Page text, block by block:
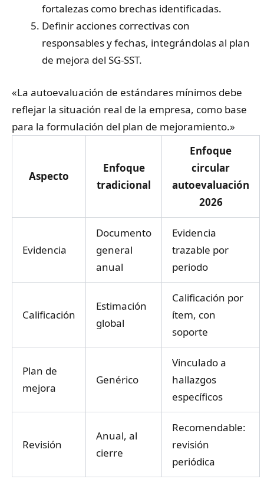
fortalezas como brechas identificadas.
Definir acciones correctivas con
responsables y fechas, integrándolas al plan
de mejora del SG-SST.
«La autoevaluación de estándares mínimos debe
reflejar la situación real de la empresa, como base
para la formulación del plan de mejoramiento.»
Aspecto
Enfoque
tradicional
Enfoque
circular
autoevaluación
2026
Evidencia
Documento
general
anual
Evidencia
trazable por
periodo
Calificación
Estimación
global
Calificación por
ítem, con
soporte
Plan de
mejora
Genérico
Vinculado a
hallazgos
específicos
Revisión
Anual, al
cierre
Recomendable:
revisión
periódica